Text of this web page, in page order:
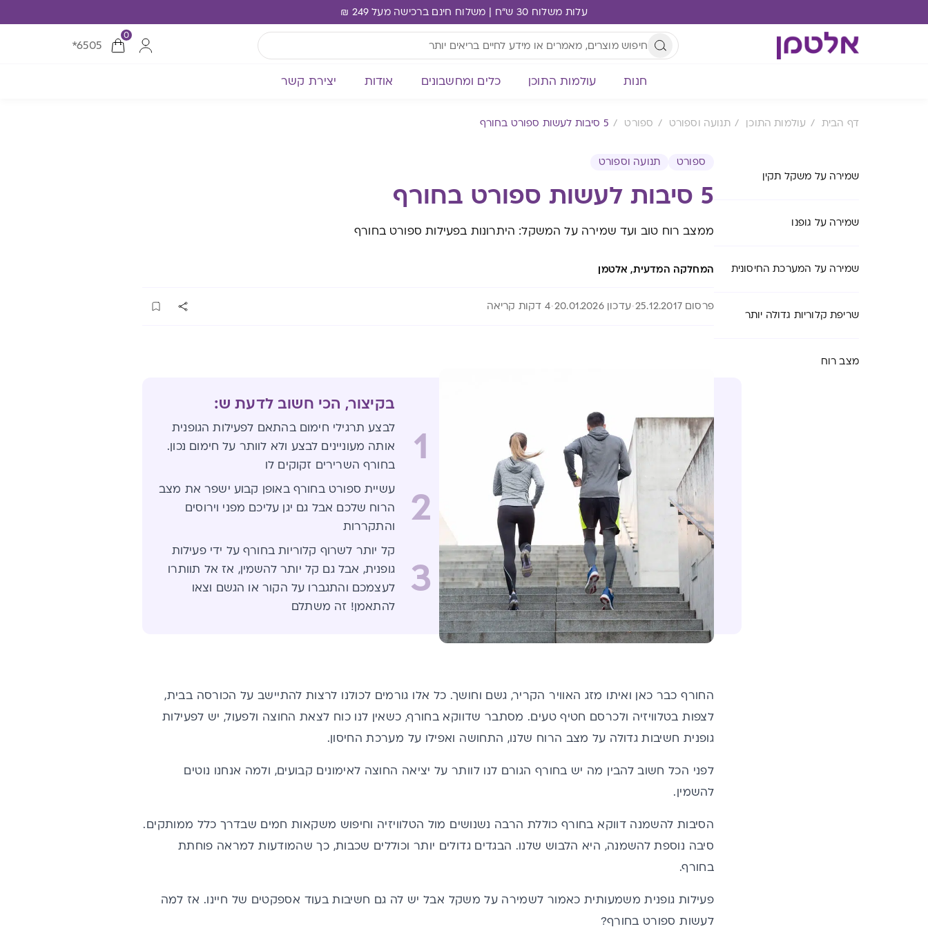
עלות משלוח 30 ש"ח | משלוח חינם ברכישה מעל 249 ₪
0
*6505
חנות עולמות התוכן כלים ומחשבונים אודות יצירת קשר
דף הבית עולמות התוכן תנועה וספורט ספורט 5 סיבות לעשות ספורט בחורף
שמירה על משקל תקין
שמירה על גופנו
שמירה על המערכת החיסונית
שריפת קלוריות גדולה יותר
מצב רוח
ספורט תנועה וספורט
5 סיבות לעשות ספורט בחורף
ממצב רוח טוב ועד שמירה על המשקל: היתרונות בפעילות ספורט בחורף
המחלקה המדעית, אלטמן
פרסום 25.12.2017 עדכון 20.01.2026 4 דקות קריאה
בקיצור, הכי חשוב לדעת ש:
1
לבצע תרגילי חימום בהתאם לפעילות הגופנית
אותה מעוניינים לבצע ולא לוותר על חימום נכון.
בחורף השרירים זקוקים לו
2
עשיית ספורט בחורף באופן קבוע ישפר את מצב
הרוח שלכם אבל גם יגן עליכם מפני וירוסים
והתקררות
3
קל יותר לשרוף קלוריות בחורף על ידי פעילות
גופנית, אבל גם קל יותר להשמין, אז אל תוותרו
לעצמכם והתגברו על הקור או הגשם וצאו
להתאמן! זה משתלם
החורף כבר כאן ואיתו מזג האוויר הקריר, גשם וחושך. כל אלו גורמים לכולנו לרצות להתיישב על הכורסה בבית,
לצפות בטלוויזיה ולכרסם חטיף טעים. מסתבר שדווקא בחורף, כשאין לנו כוח לצאת החוצה ולפעול, יש לפעילות
גופנית חשיבות גדולה על מצב הרוח שלנו, התחושה ואפילו על מערכת החיסון.
לפני הכל חשוב להבין מה יש בחורף הגורם לנו לוותר על יציאה החוצה לאימונים קבועים, ולמה אנחנו נוטים
להשמין.
הסיבות להשמנה דווקא בחורף כוללת הרבה נשנושים מול הטלוויזיה וחיפוש משקאות חמים שבדרך כלל ממותקים.
סיבה נוספת להשמנה, היא הלבוש שלנו. הבגדים גדולים יותר וכוללים שכבות, כך שהמודעות למראה פוחתת
בחורף.
פעילות גופנית משמעותית כאמור לשמירה על משקל אבל יש לה גם חשיבות בעוד אספקטים של חיינו. אז למה
לעשות ספורט בחורף?